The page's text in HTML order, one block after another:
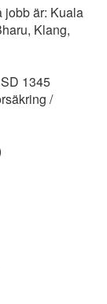
jobb är: Kuala
Klang,
1345
/